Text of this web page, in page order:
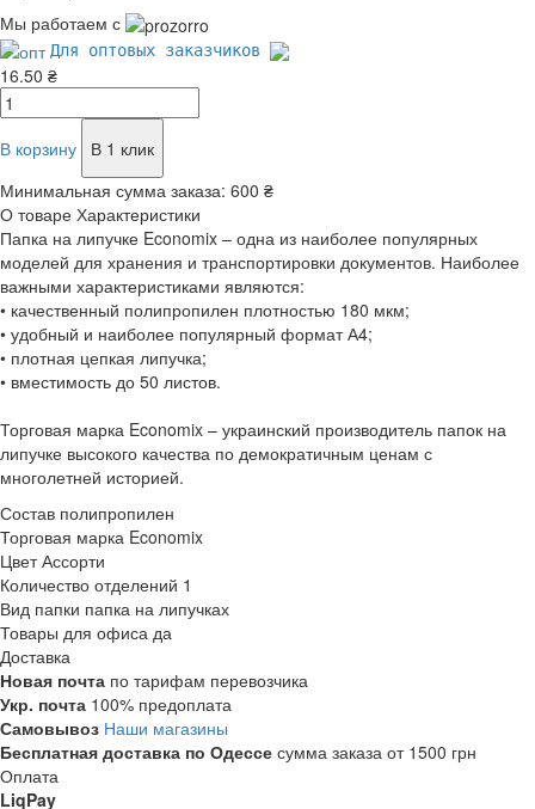
Мы работаем с
Для оптовых заказчиков
16.50 ₴
В корзину
В 1 клик
Минимальная сумма заказа: 600 ₴
О товаре Характеристики
Папка на липучке Economix – одна из наиболее популярных
моделей для хранения и транспортировки документов. Наиболее
важными характеристиками являются:
• качественный полипропилен плотностью 180 мкм;
• удобный и наиболее популярный формат А4;
• плотная цепкая липучка;
• вместимость до 50 листов.
Торговая марка Economix – украинский производитель папок на
липучке высокого качества по демократичным ценам с
многолетней историей.
Состав полипропилен
Торговая марка Economix
Цвет Ассорти
Количество отделений 1
Вид папки папка на липучках
Товары для офиса да
Доставка
Новая почта по тарифам перевозчика
Укр. почта 100% предоплата
Самовывоз Наши магазины
Бесплатная доставка по Одессе сумма заказа от 1500 грн
Оплата
LiqPay